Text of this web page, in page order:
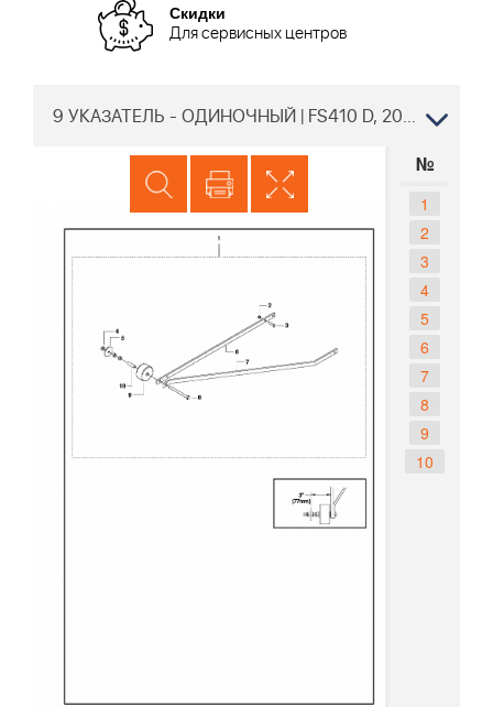
Скидки
Для сервисных центров
9 УКАЗАТЕЛЬ - ОДИНОЧНЫЙ | FS410 D, 2007-11 нарезчик швов Husqvarna | резка бетона |
№
1
2
3
4
5
6
7
8
9
10